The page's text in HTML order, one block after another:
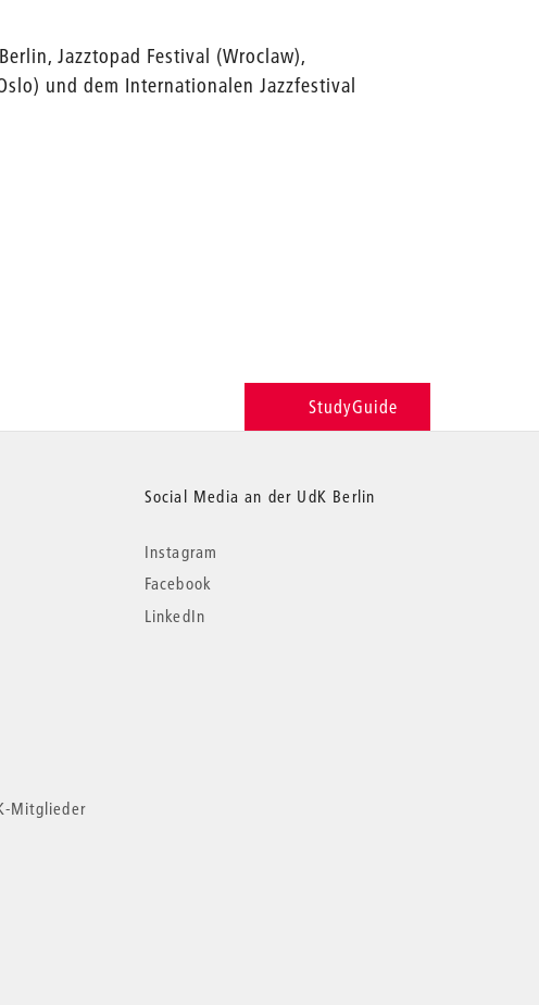
Jazztopad Festival (Wroclaw),
und dem Internationalen Jazzfestival
StudyGuide
Mitglieder
Social Media an der UdK Berlin
Instagram
Facebook
LinkedIn